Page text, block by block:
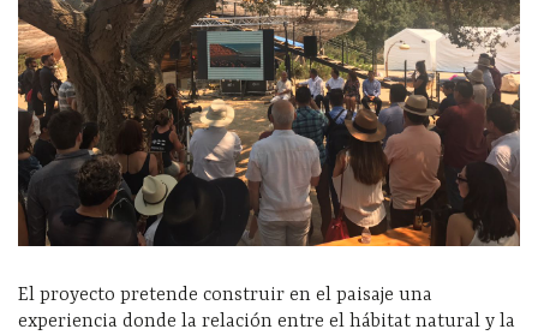
El proyecto pretende construir en el paisaje una
experiencia donde la relación entre el hábitat natural y la